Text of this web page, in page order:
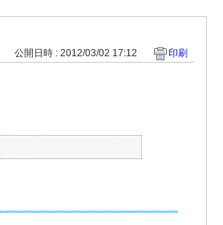
公開日時 : 2012/03/02 17:12 印刷